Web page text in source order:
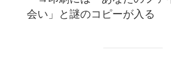
会い」と謎のコピーが入る